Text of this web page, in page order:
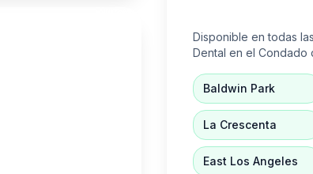
Disponible en todas
Dental en el Condado
Baldwin Park
La Crescenta
East Los Angeles